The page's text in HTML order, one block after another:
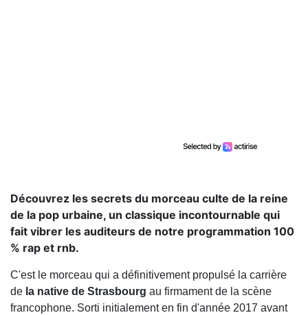
Découvrez les secrets du morceau culte de la reine
de la pop urbaine, un classique incontournable qui
fait vibrer les auditeurs de notre programmation 100
% rap et rnb.
C'est le morceau qui a définitivement propulsé la carrière
de la native de Strasbourg au firmament de la scène
francophone. Sorti initialement en fin d'année 2017 avant